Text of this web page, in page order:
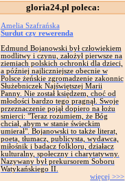
gloria24.pl poleca:
Amelia Szafrańska
Surdut czy rewerenda
Edmund Bojanowski był człowiekiem
modlitwy i czynu, założył pierwsze na
ziemiach polskich ochronki dla dzieci,
a później najliczniejsze obecnie w
Polsce żeńskie zgromadzenie zakonnic
Służebniczek Najświętszej Marii
Panny. Nie został księdzem, choć od
młodości bardzo tego pragnął. Swoje
przeznaczenie pojął dopiero na łożu
smierci: "Teraz rozumiem, że Bóg
chciał, abym w stanie świeckim
umierał". Bojanowski to także literat,
poeta, tłumacz, publicysta, wydawca,
miłośnik i badacz folkloru, działacz
kulturalny, społeczny i charytatywny.
Nazywany był prekursorem Soboru
Watykańskiego II.
więcej >>>